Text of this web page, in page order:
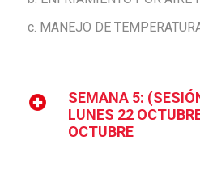
c. MANEJO DE
SEMANA 5:
LUNES 22
OCTUBRE